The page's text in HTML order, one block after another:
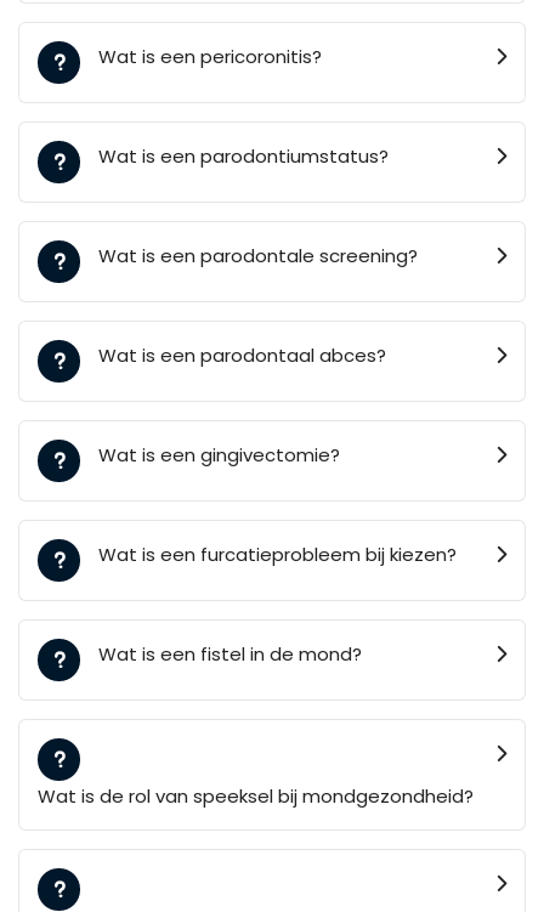
Wat is een pericoronitis?
Wat is een parodontiumstatus?
Wat is een parodontale screening?
Wat is een parodontaal abces?
Wat is een gingivectomie?
Wat is een furcatieprobleem bij kiezen?
Wat is een fistel in de mond?
Wat is de rol van speeksel bij mondgezondheid?